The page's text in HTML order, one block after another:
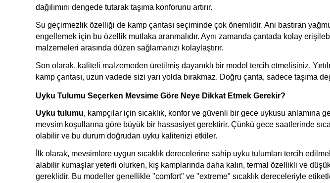
dağılımını dengede tutarak taşıma konforunu artırır.
Su geçirmezlik özelliği de kamp çantası seçiminde çok önemlidir. Ani bastıran
engellemek için bu özellik mutlaka aranmalıdır. Aynı zamanda çantada kolay
malzemeleri arasında düzen sağlamanızı kolaylaştırır.
Son olarak, kaliteli malzemeden üretilmiş dayanıklı bir model tercih etmelisiniz.
kamp çantası, uzun vadede sizi yarı yolda bırakmaz. Doğru çanta, sadece taşıma
Uyku Tulumu Seçerken Mevsime Göre Neye Dikkat Etmek Gerekir?
Uyku tulumu, kampçılar için sıcaklık, konfor ve güvenli bir gece uykusu anlamına
mevsim koşullarına göre büyük bir hassasiyet gerektirir. Çünkü gece saatlerinde
olabilir ve bu durum doğrudan uyku kalitenizi etkiler.
İlk olarak, mevsimlere uygun sıcaklık derecelerine sahip uyku tulumları tercih
alabilir kumaşlar yeterli olurken, kış kamplarında daha kalın, termal özellikli ve
gereklidir. Bu modeller genellikle "comfort" ve "extreme" sıcaklık dereceleriyle